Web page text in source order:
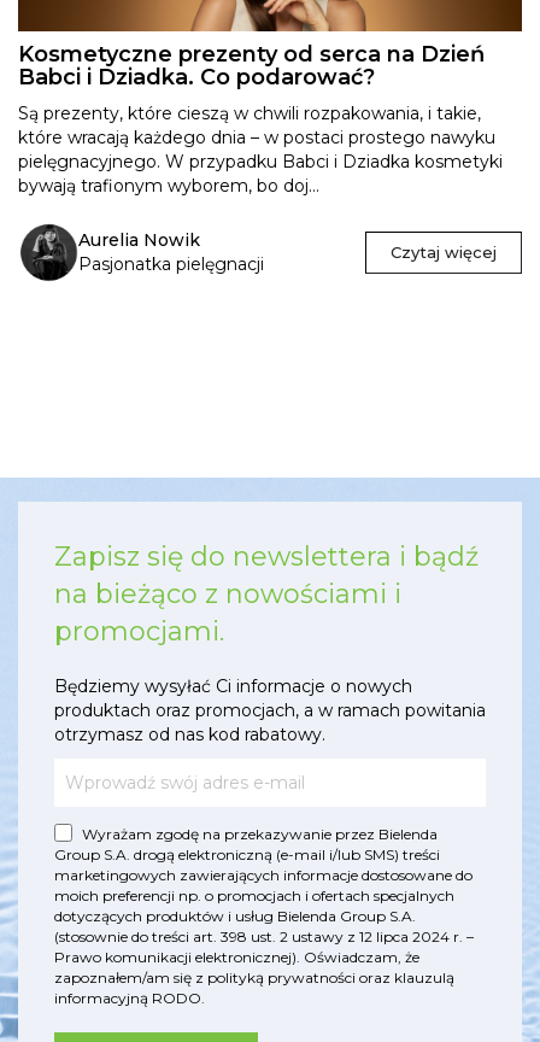
Kosmetyczne prezenty od serca na Dzień
Babci i Dziadka. Co podarować?
Są prezenty, które cieszą w chwili rozpakowania, i takie,
które wracają każdego dnia – w postaci prostego nawyku
pielęgnacyjnego. W przypadku Babci i Dziadka kosmetyki
bywają trafionym wyborem, bo doj...
Aurelia Nowik
Pasjonatka pielęgnacji
Czytaj więcej
Zapisz się do newslettera i bądź
na bieżąco z nowościami i
promocjami.
Będziemy wysyłać Ci informacje o nowych
produktach oraz promocjach, a w ramach powitania
otrzymasz od nas kod rabatowy.
Wyrażam zgodę na przekazywanie przez Bielenda
Group S.A. drogą elektroniczną (e-mail i/lub SMS) treści
marketingowych zawierających informacje dostosowane do
moich preferencji np. o promocjach i ofertach specjalnych
dotyczących produktów i usług Bielenda Group S.A.
(stosownie do treści art. 398 ust. 2 ustawy z 12 lipca 2024 r. –
Prawo komunikacji elektronicznej). Oświadczam, że
zapoznałem/am się z polityką prywatności oraz klauzulą
informacyjną RODO.